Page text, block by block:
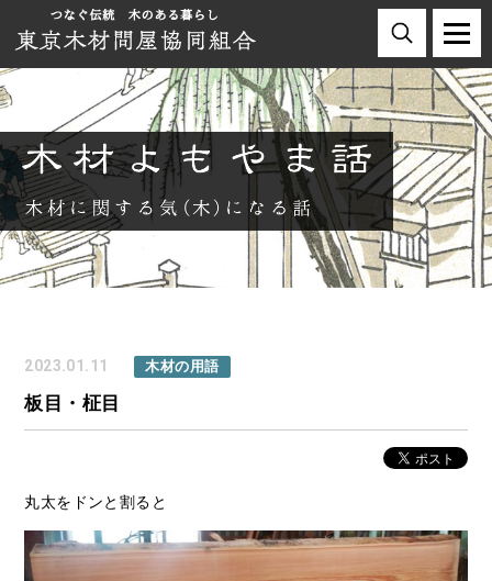
2023.01.11 木材の用語
板目・柾目
丸太をドンと割ると